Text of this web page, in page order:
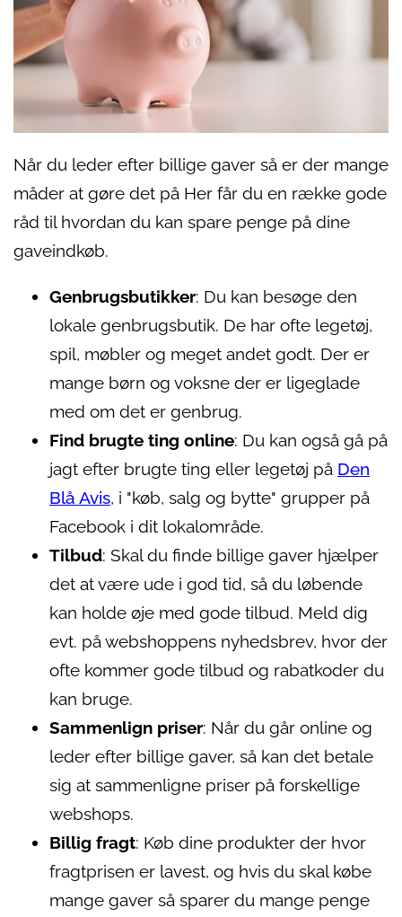
Når du leder efter billige gaver så er der mange
måder at gøre det på Her får du en række gode
råd til hvordan du kan spare penge på dine
gaveindkøb.
Genbrugsbutikker: Du kan besøge den
lokale genbrugsbutik. De har ofte legetøj,
spil, møbler og meget andet godt. Der er
mange børn og voksne der er ligeglade
med om det er genbrug.
Find brugte ting online: Du kan også gå på
jagt efter brugte ting eller legetøj på Den
Blå Avis, i "køb, salg og bytte" grupper på
Facebook i dit lokalområde.
Tilbud: Skal du finde billige gaver hjælper
det at være ude i god tid, så du løbende
kan holde øje med gode tilbud. Meld dig
evt. på webshoppens nyhedsbrev, hvor der
ofte kommer gode tilbud og rabatkoder du
kan bruge.
Sammenlign priser: Når du går online og
leder efter billige gaver, så kan det betale
sig at sammenligne priser på forskellige
webshops.
Billig fragt: Køb dine produkter der hvor
fragtprisen er lavest, og hvis du skal købe
mange gaver så sparer du mange penge